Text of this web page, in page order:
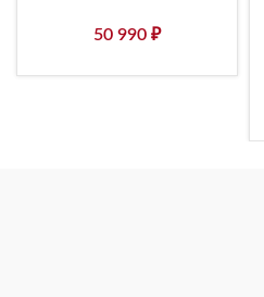
50 990 ₽